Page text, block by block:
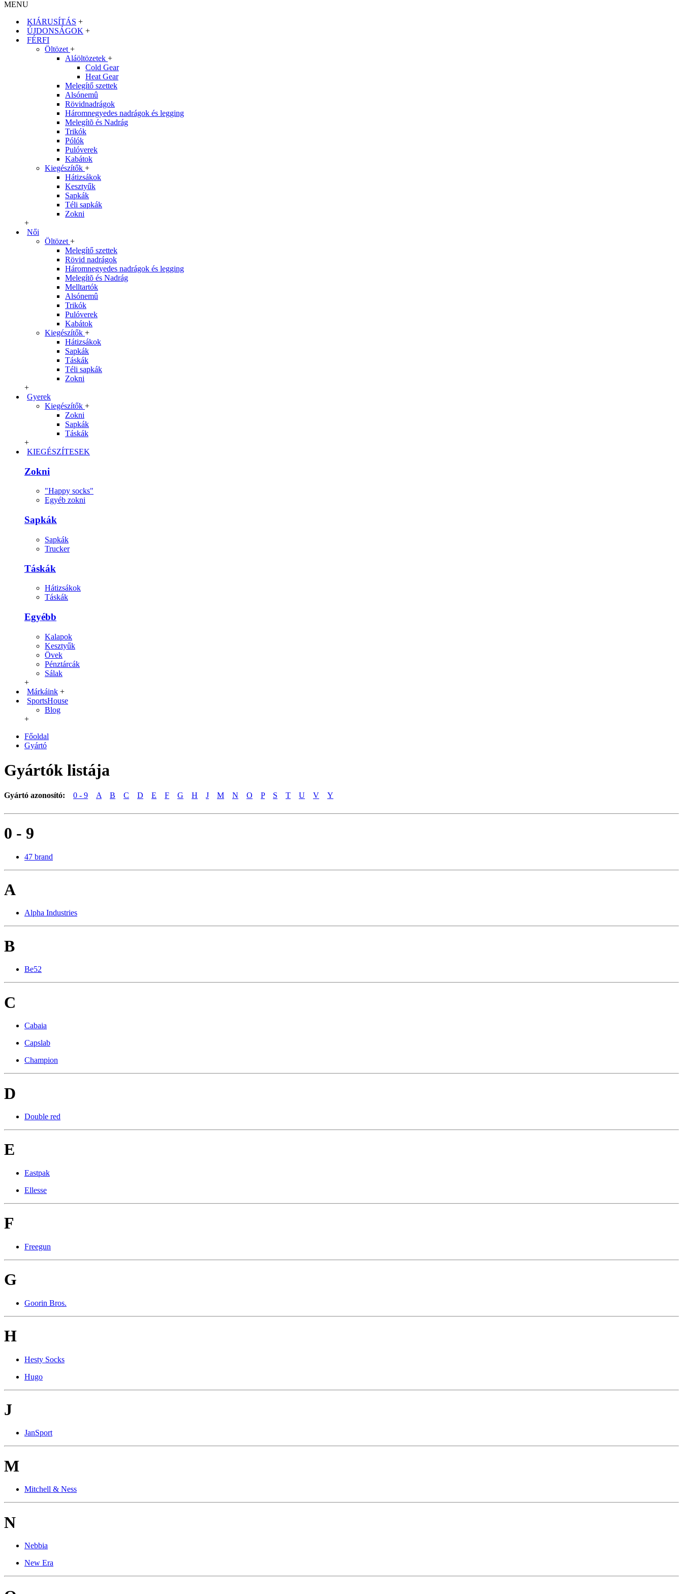
MENU
KIÁRUSÍTÁS +
ÚJDONSÁGOK +
FÉRFI
Öltözet +
Aláöltözetek +
Cold Gear
Heat Gear
Melegítő szettek
Alsónemû
Rövidnadrágok
Háromnegyedes nadrágok és legging
Melegítõ és Nadrág
Trikók
Pólók
Pulóverek
Kabátok
Kiegészítők +
Hátizsákok
Kesztyűk
Sapkák
Téli sapkák
Zokni
+
Női
Öltözet +
Melegítő szettek
Rövid nadrágok
Háromnegyedes nadrágok és legging
Melegítõ és Nadrág
Melltartók
Alsónemû
Trikók
Pulóverek
Kabátok
Kiegészítők +
Hátizsákok
Sapkák
Táskák
Téli sapkák
Zokni
+
Gyerek
Kiegészítők +
Zokni
Sapkák
Táskák
+
KIEGÉSZÍTESEK
Zokni
"Happy socks"
Egyéb zokni
Sapkák
Sapkák
Trucker
Táskák
Hátizsákok
Táskák
Egyébb
Kalapok
Kesztyűk
Övek
Pénztárcák
Sálak
+
Márkáink +
SportsHouse
Blog
+
Főoldal
Gyártó
Gyártók listája
Gyártó azonosító: 0 - 9 A B C D E F G H J M N O P S T U V Y
0 - 9
47 brand
A
Alpha Industries
B
Be52
C
Cabaia
Capslab
Champion
D
Double red
E
Eastpak
Ellesse
F
Freegun
G
Goorin Bros.
H
Hesty Socks
Hugo
J
JanSport
M
Mitchell & Ness
N
Nebbia
New Era